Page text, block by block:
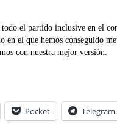
el partido inclusive en el
el que hemos conseguido
con nuestra mejor versión.
Pocket Telegram